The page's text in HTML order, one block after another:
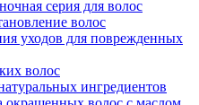
серия для волос
волос
уходов для поврежденных
волос
ингредиентов